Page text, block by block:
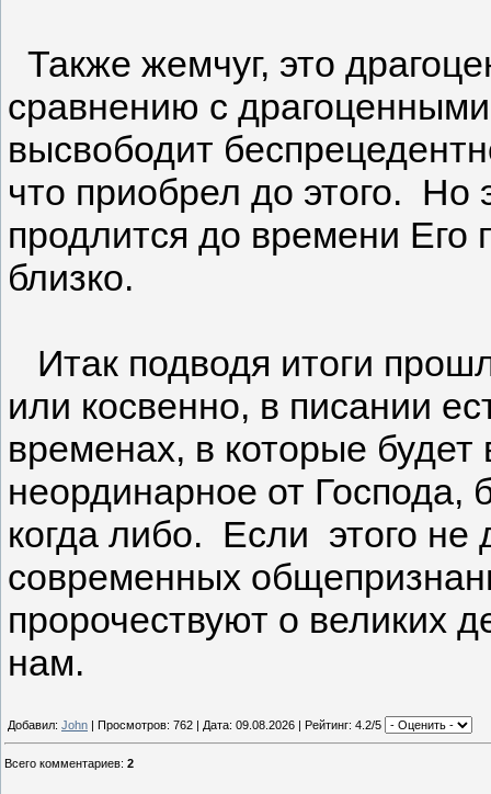
Также жемчуг, это
сравнению с
высвободит
что приобрел до этого. Но
продлится до времени Его
близко.
Итак подводя итоги
или косвенно, в писании
временах, в которые
неординарное от
когда либо. Если этого
современных
пророчествуют о великих
нам.
Добавил: John | Просмотров: 762 | Дата: 09.08.2026 | Рейтинг: 4.2/5
Всего комментариев: 2